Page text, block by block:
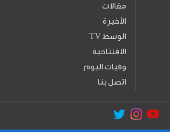
مقالات
الأخيرة
TV الوسط
الافتتاحية
وفيات اليوم
اتصل بنا